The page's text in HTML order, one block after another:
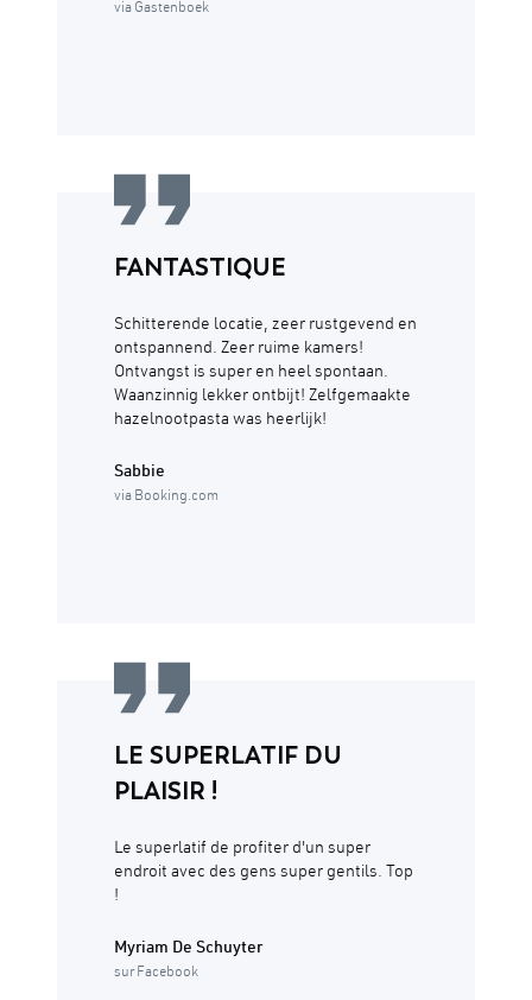
via Gastenboek
FANTASTIQUE
Schitterende locatie, zeer rustgevend en
ontspannend. Zeer ruime kamers!
Ontvangst is super en heel spontaan.
Waanzinnig lekker ontbijt! Zelfgemaakte
hazelnootpasta was heerlijk!
Sabbie
via Booking.com
LE SUPERLATIF DU
PLAISIR !
Le superlatif de profiter d'un super
endroit avec des gens super gentils. Top
!
Myriam De Schuyter
sur Facebook